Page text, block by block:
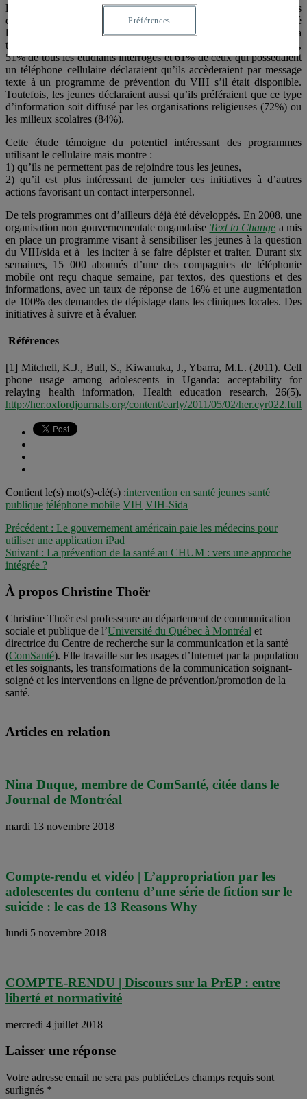
l’information sur la santé ou la maladie, et ce, autant chez les filles
que les garçons. Par comparaison, 30% des jeunes avaient utilisé
leur téléphone portable pour s’informer sur les programmes à la
télévision et 64 % pour obtenir des nouvelles sportives. Par ailleurs,
51% de tous les étudiants interrogés et 61% de ceux qui possédaient
un téléphone cellulaire déclaraient qu’ils accèderaient par message
texte à un programme de prévention du VIH s’il était disponible.
Toutefois, les jeunes déclaraient aussi qu’ils préféraient que ce type
d’information soit diffusé par les organisations religieuses (72%) ou
les milieux scolaires (84%).
Cette étude témoigne du potentiel intéressant des programmes
utilisant le cellulaire mais montre :
1) qu’ils ne permettent pas de rejoindre tous les jeunes,
2) qu’il est plus intéressant de jumeler ces initiatives à d’autres
actions favorisant un contact interpersonnel.
De tels programmes ont d’ailleurs déjà été développés. En 2008, une
organisation non gouvernementale ougandaise Text to Change a mis
en place un programme visant à sensibiliser les jeunes à la question
du VIH/sida et à les inciter à se faire dépister et traiter. Durant six
semaines, 15 000 abonnés d’une des compagnies de téléphonie
mobile ont reçu chaque semaine, par textos, des questions et des
informations, avec un taux de réponse de 16% et une augmentation
de 100% des demandes de dépistage dans les cliniques locales. Des
initiatives à suivre et à évaluer.
Références
[1] Mitchell, K.J., Bull, S., Kiwanuka, J., Ybarra, M.L. (2011). Cell
phone usage among adolescents in Uganda: acceptability for
relaying health information, Health education research, 26(5).
http://her.oxfordjournals.org/content/early/2011/05/02/her.cyr022.full
Contient le(s) mot(s)-clé(s) :intervention en santé jeunes santé
publique téléphone mobile VIH VIH-Sida
Précédent : Le gouvernement américain paie les médecins pour
utiliser une application iPad
Suivant : La prévention de la santé au CHUM : vers une approche
intégrée ?
À propos Christine Thoër
Christine Thoër est professeure au département de communication
sociale et publique de l’Université du Québec à Montréal et
directrice du Centre de recherche sur la communication et la santé
(ComSanté). Elle travaille sur les usages d’Internet par la population
et les soignants, les transformations de la communication soignant-
soigné et les interventions en ligne de prévention/promotion de la
santé.
Articles en relation
Nina Duque, membre de ComSanté, citée dans le
Journal de Montréal
mardi 13 novembre 2018
Compte-rendu et vidéo | L’appropriation par les
adolescentes du contenu d’une série de fiction sur le
suicide : le cas de 13 Reasons Why
lundi 5 novembre 2018
COMPTE-RENDU | Discours sur la PrEP : entre
liberté et normativité
mercredi 4 juillet 2018
Laisser une réponse
Votre adresse email ne sera pas publiéeLes champs requis sont
surlignés *
Préférences